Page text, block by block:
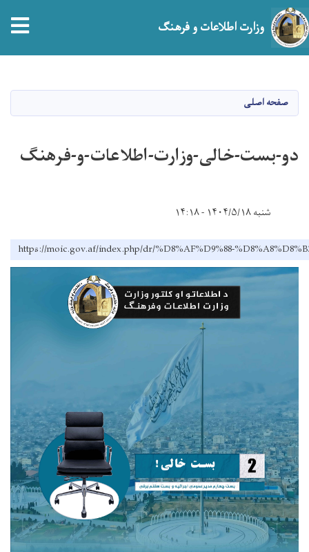
content
وزارت اطلاعات و فرهنگ
صفحه اصلی
دو-بست-خالی-وزارت-اطلاعات-و-فرهنگ
شنبه ۱۴۰۴/۵/۱۸ - ۱۴:۱۸
https://moic.gov.af/index.php/dr/%D8%AF%D9%88-